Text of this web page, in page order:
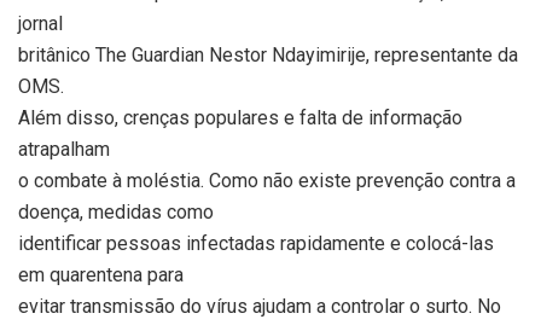
jornal
britânico The Guardian Nestor Ndayimirije, representante da
OMS.
Além disso, crenças populares e falta de informação
atrapalham
o combate à moléstia. Como não existe prevenção contra a
doença, medidas como
identificar pessoas infectadas rapidamente e colocá-las
em quarentena para
evitar transmissão do vírus ajudam a controlar o surto. No